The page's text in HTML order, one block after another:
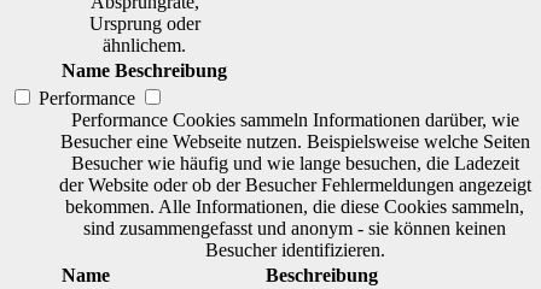
Ursprung oder
ähnlichem.
Name Beschreibung
Performance
Performance Cookies sammeln Informationen darüber, wie
Besucher eine Webseite nutzen. Beispielsweise welche Seiten
Besucher wie häufig und wie lange besuchen, die Ladezeit
der Website oder ob der Besucher Fehlermeldungen angezeigt
bekommen. Alle Informationen, die diese Cookies sammeln,
sind zusammengefasst und anonym - sie können keinen
Besucher identifizieren.
Name
Beschreibung